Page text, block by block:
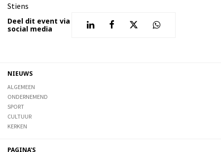
Stiens
Deel dit event via
social media
NIEUWS
ALGEMEEN
ONDERNEMEND
SPORT
CULTUUR
KERKEN
PAGINA'S